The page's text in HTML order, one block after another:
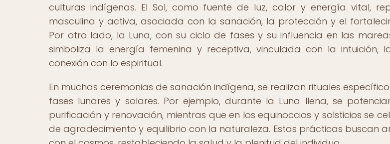
culturas indígenas. El Sol, como fuente de luz, calor y energía vital,
masculina y activa, asociada con la sanación, la protección y el
Por otro lado, la Luna, con su ciclo de fases y su influencia en las
simboliza la energía femenina y receptiva, vinculada con la intuición,
conexión con lo espiritual.
En muchas ceremonias de sanación indígena, se realizan rituales
fases lunares y solares. Por ejemplo, durante la Luna llena, se
purificación y renovación, mientras que en los equinoccios y solsticios se
de agradecimiento y equilibrio con la naturaleza. Estas prácticas buscan